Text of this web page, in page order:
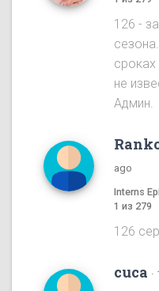
126 -
сроках
не
Админ.
ago
Interns
1 из 279
126
cuca ·